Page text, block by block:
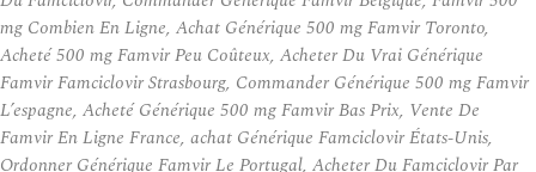
mg Combien En Ligne, Achat Générique 500 mg Famvir Toronto,
Acheté 500 mg Famvir Peu Coûteux, Acheter Du Vrai Générique
Famvir Famciclovir Strasbourg, Commander Générique 500 mg Famvir
L’espagne, Acheté Générique 500 mg Famvir Bas Prix, Vente De
Famvir En Ligne France, achat Générique Famciclovir États-Unis,
Ordonner Générique Famvir Le Portugal, Acheter Du Famciclovir Par